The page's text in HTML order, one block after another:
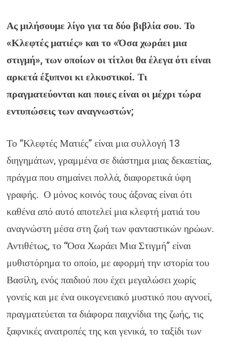
Ας μιλήσουμε λίγο για τα δύο βιβλία σου. Το
«Κλεφτές ματιές» και το «Όσα χωράει μια
στιγμή», των οποίων οι τίτλοι θα έλεγα ότι είναι
αρκετά έξυπνοι κι ελκυστικοί. Τι
πραγματεύονται και ποιες είναι οι μέχρι τώρα
εντυπώσεις των αναγνωστών;
Το “Κλεφτές Ματιές” είναι μια συλλογή 13
διηγημάτων, γραμμένα σε διάστημα μιας δεκαετίας,
πράγμα που σημαίνει πολλά, διαφορετικά ύφη
γραφής. Ο μόνος κοινός τους άξονας είναι ότι
καθένα από αυτό αποτελεί μια κλεφτή ματιά του
αναγνώστη μέσα στη ζωή των φανταστικών ηρώων.
Αντιθέτως, το “Όσα Χωράει Μια Στιγμή” είναι
μυθιστόρημα το οποίο, με αφορμή την ιστορία του
Βασίλη, ενός παιδιού που έχει μεγαλώσει χωρίς
γονείς και με ένα οικογενειακό μυστικό που αγνοεί,
πραγματεύεται τα διάφορα παιχνίδια της ζωής, τις
ξαφνικές ανατροπές της και γενικά, το ταξίδι των